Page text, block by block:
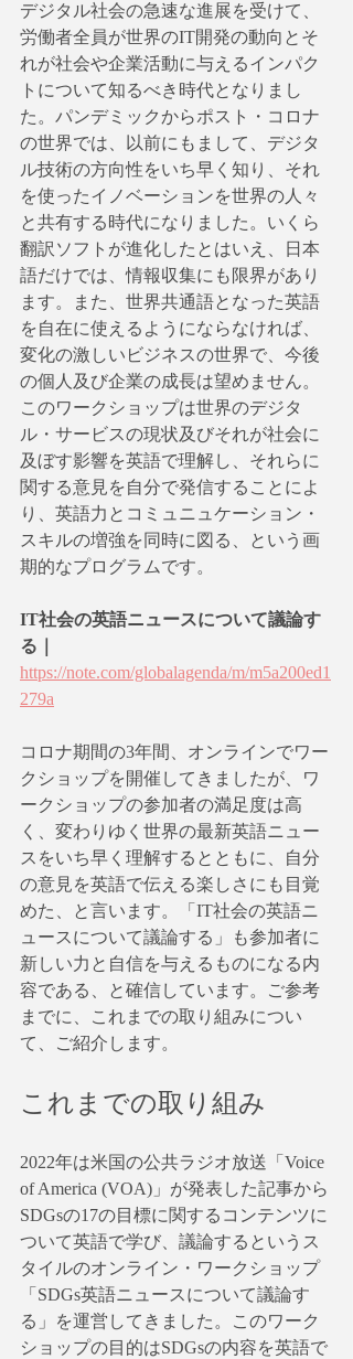
デジタル社会の急速な進展を受けて、
労働者全員が世界のIT開発の動向とそ
れが社会や企業活動に与えるインパク
トについて知るべき時代となりまし
た。パンデミックからポスト・コロナ
の世界では、以前にもまして、デジタ
ル技術の方向性をいち早く知り、それ
を使ったイノベーションを世界の人々
と共有する時代になりました。いくら
翻訳ソフトが進化したとはいえ、日本
語だけでは、情報収集にも限界があり
ます。また、世界共通語となった英語
を自在に使えるようにならなければ、
変化の激しいビジネスの世界で、今後
の個人及び企業の成長は望めません。
このワークショップは世界のデジタ
ル・サービスの現状及びそれが社会に
及ぼす影響を英語で理解し、それらに
関する意見を自分で発信することによ
り、英語力とコミュニュケーション・
スキルの増強を同時に図る、という画
期的なプログラムです。
IT社会の英語ニュースについて議論す
る｜
https://note.com/globalagenda/m/m5a200ed1
279a
コロナ期間の3年間、オンラインでワー
クショップを開催してきましたが、ワ
ークショップの参加者の満足度は高
く、変わりゆく世界の最新英語ニュー
スをいち早く理解するとともに、自分
の意見を英語で伝える楽しさにも目覚
めた、と言います。「IT社会の英語ニ
ュースについて議論する」も参加者に
新しい力と自信を与えるものになる内
容である、と確信しています。ご参考
までに、これまでの取り組みについ
て、ご紹介します。
これまでの取り組み
2022年は米国の公共ラジオ放送「Voice
of America (VOA)」が発表した記事から
SDGsの17の目標に関するコンテンツに
ついて英語で学び、議論するというス
タイルのオンライン・ワークショップ
「SDGs英語ニュースについて議論す
る」を運営してきました。このワーク
ショップの目的はSDGsの内容を英語で